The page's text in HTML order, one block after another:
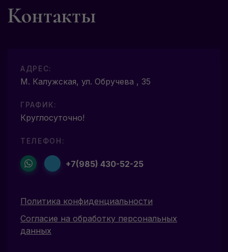
Контакты
АДРЕС:
М. Калужская, ул. Обручева , 35
ГРАФИК:
Круглосуточно!
ТЕЛЕФОН:
+7(985) 430-52-25
Политика конфиденциальности
Согласие на обработку персональных
данных